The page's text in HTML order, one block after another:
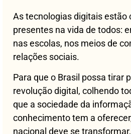
As tecnologias digitais estão
presentes na vida de todos:
nas escolas, nos meios de
relações sociais.
Para que o Brasil possa tirar
revolução digital, colhendo
que a sociedade da
conhecimento tem a
nacional deve se